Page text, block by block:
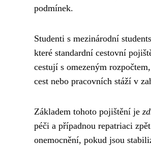
podmínek.
Studenti s mezinárodní
které standardní cestovní
cestují s omezeným
cest nebo pracovních stáží v
Základem tohoto pojištění je
péči a případnou repatriaci
onemocnění, pokud jsou